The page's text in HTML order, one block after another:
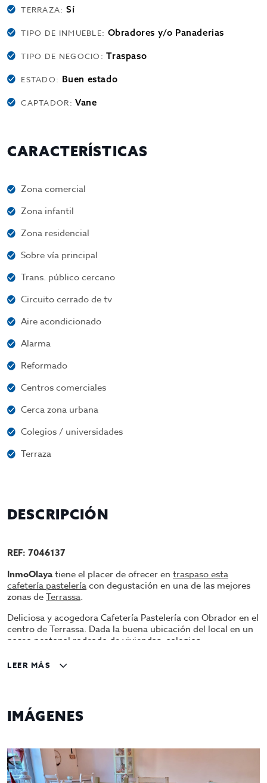
TERRAZA: Sí
TIPO DE INMUEBLE: Obradores y/o Panaderias
TIPO DE NEGOCIO:Traspaso
ESTADO: Buen estado
CAPTADOR:Vane
CARACTERÍSTICAS
Zona comercial
Zona infantil
Zona residencial
Sobre vía principal
Trans. público cercano
Circuito cerrado de tv
Aire acondicionado
Alarma
Reformado
Centros comerciales
Cerca zona urbana
Colegios / universidades
Terraza
DESCRIPCIÓN
REF: 7046137
InmoOlayatiene el placer de ofrecer en traspaso esta
cafetería pasteleríacon degustación en una de las mejores
zonas deTerrassa.
Deliciosa y acogedora Cafetería Pastelería con Obrador en el
centro de Terrassa. Dada la buena ubicación del local en un
paseo peatonal rodeado de viviendas, colegios,
hace que haya un flujo elevado de peatones por la zona.
mostrador, 1 espacio privado polivalente con capacidad para
10 comensales y un espacio de obrador(completamente
interior de 26 comensales y dispone de una terraza exterior
ampliable, en la cual actualmente existen 7 mesas.
LEER MÁS
IMÁGENES